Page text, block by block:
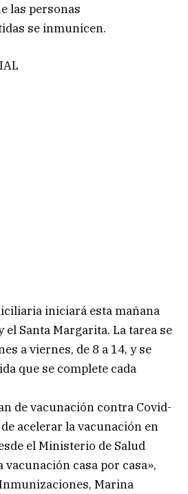
las personas
se inmunicen.
iniciará esta mañana
el Santa Margarita. La tarea se
a viernes, de 8 a 14, y se
que se complete cada
de vacunación contra Covid-
acelerar la vacunación en
el Ministerio de Salud
casa por casa»,
Marina